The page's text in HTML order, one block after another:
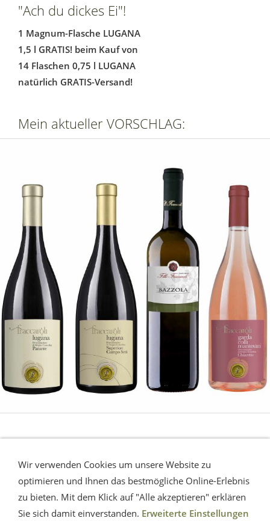
"Ach du dickes Ei"!
1 Magnum-Flasche LUGANA
1,5 l GRATIS! beim Kauf von
14 Flaschen 0,75 l LUGANA
natürlich GRATIS-Versand!
Mein aktueller VORSCHLAG:
Die sommerliche Erfrischung vom Gardasee.Eine
Musterauswahl.
Wir verwenden Cookies um unsere Website zu
optimieren und Ihnen das bestmögliche Online-Erlebnis
zu bieten. Mit dem Klick auf "Alle akzeptieren" erklären
Sie sich damit einverstanden. Erweiterte Einstellungen